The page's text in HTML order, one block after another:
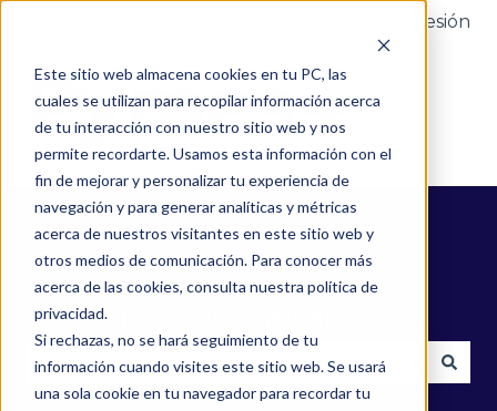
Este sitio web almacena cookies en tu PC, las
cuales se utilizan para recopilar información acerca
de tu interacción con nuestro sitio web y nos
permite recordarte. Usamos esta información con el
fin de mejorar y personalizar tu experiencia de
navegación y para generar analíticas y métricas
acerca de nuestros visitantes en este sitio web y
otros medios de comunicación. Para conocer más
acerca de las cookies, consulta nuestra política de
privacidad.
Si rechazas, no se hará seguimiento de tu
información cuando visites este sitio web. Se usará
una sola cookie en tu navegador para recordar tu
Iniciar sesión
¿Cómo podemos ayudarte?
No hay sugerencias porque el campo de